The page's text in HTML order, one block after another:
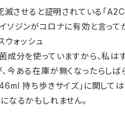
させると証明されている「
ソジンがコロナに有効と言っ
ウォッシュ
成分を使っていますから、私は
今ある在庫が無くなったらしば
持ち歩きサイズ」に関し
なるかもしれません。